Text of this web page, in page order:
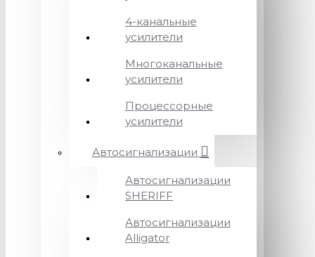
4-канальные
усилители
Многоканальные
усилители
Процессорные
усилители
Автосигнализации
Автосигнализации
SHERIFF
Автосигнализации
Alligator